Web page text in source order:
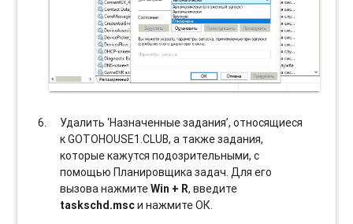
Удалить ‘Назначенные задания’, относящиеся
к GOTOHOUSE1.CLUB, а также задания,
которые кажутся подозрительными, с
помощью Планировщика задач. Для его
вызова нажмитеWin + R, введите
taskschd.mscи нажмите ОК.